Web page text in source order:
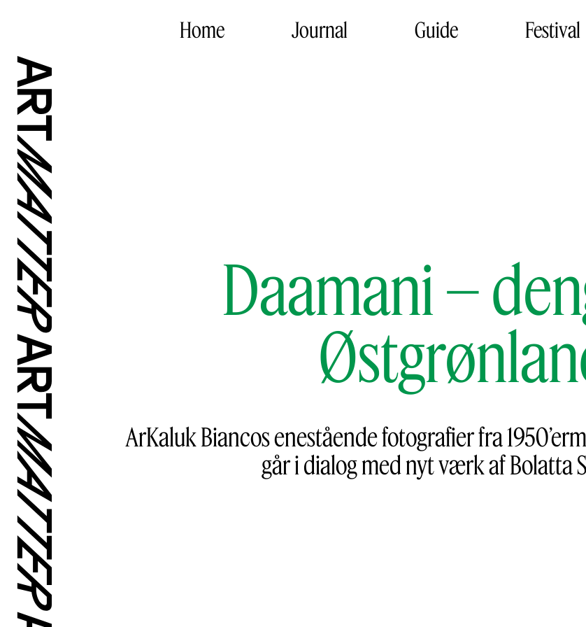
Home Journal Guide Festival
Daamani –
ArKaluk Biancos enestående fotografier fra
går i dialog med nyt værk af Bolatta